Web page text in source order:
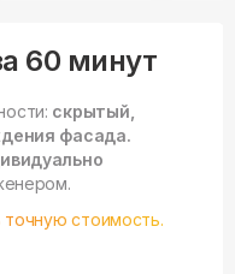
60 минут
скрытый,
фасада.
стоимость.